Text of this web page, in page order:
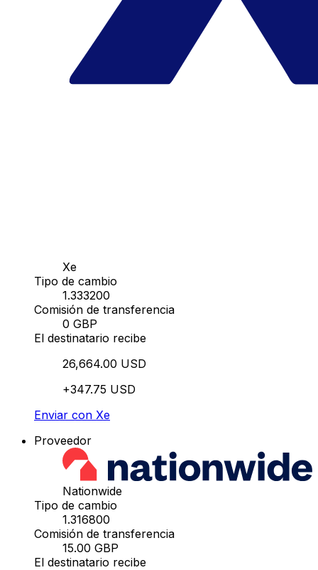
Xe
Tipo de cambio
1.333200
Comisión de transferencia
0 GBP
El destinatario recibe
26,664.00 USD
+347.75 USD
Enviar con Xe
Proveedor
Nationwide
Tipo de cambio
1.316800
Comisión de transferencia
15.00 GBP
El destinatario recibe